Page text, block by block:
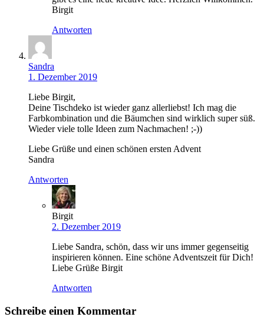
Birgit
Antworten
Sandra
1. Dezember 2019
Liebe Birgit,
Deine Tischdeko ist wieder ganz allerliebst! Ich mag die
Farbkombination und die Bäumchen sind wirklich super süß.
Wieder viele tolle Ideen zum Nachmachen! ;-))
Liebe Grüße und einen schönen ersten Advent
Sandra
Antworten
Birgit
2. Dezember 2019
Liebe Sandra, schön, dass wir uns immer gegenseitig
inspirieren können. Eine schöne Adventszeit für Dich!
Liebe Grüße Birgit
Antworten
Schreibe einen Kommentar